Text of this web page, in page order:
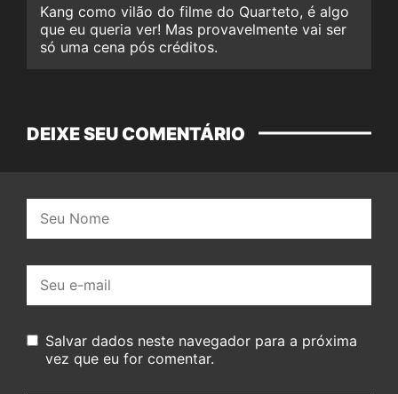
Kang como vilão do filme do Quarteto, é algo
que eu queria ver! Mas provavelmente vai ser
só uma cena pós créditos.
DEIXE SEU COMENTÁRIO
mail:
Salvar dados neste navegador para a próxima
vez que eu for comentar.